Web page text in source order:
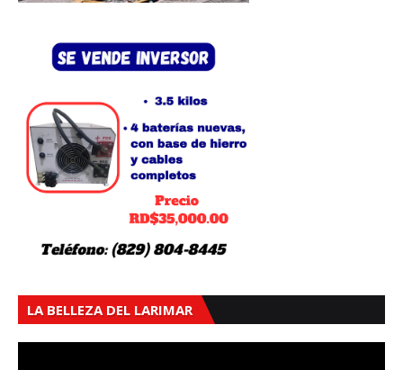
LA BELLEZA DEL LARIMAR